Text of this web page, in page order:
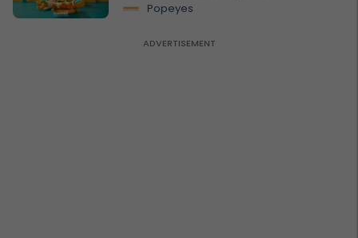
Popeyes